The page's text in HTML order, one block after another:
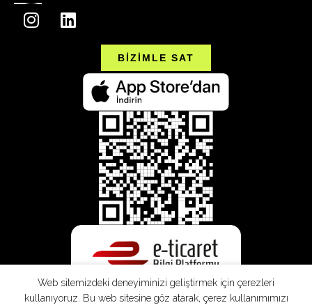
BİZİMLE SAT
Web sitemizdeki deneyiminizi geliştirmek için çerezleri
kullanıyoruz. Bu web sitesine göz atarak, çerez kullanımımızı